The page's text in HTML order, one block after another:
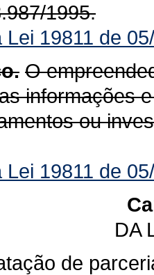
1995.
19811 de
O
informações
ou
19811 de
DA
de